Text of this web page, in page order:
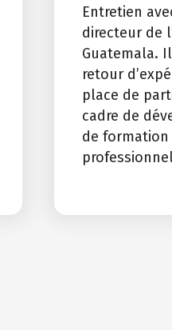
Entretien
directeur de
Guatemala.
retour
place de
cadre de
de formation